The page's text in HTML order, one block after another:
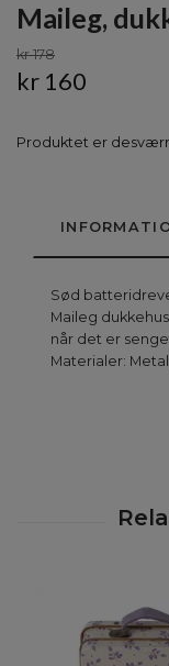
Maileg,
kr 178
kr 160
Produktet er
Sød
Maileg
når det er
Materialer: